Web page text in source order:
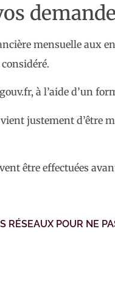
mensuelle aux
à l’aide d’un
justement d’être
être effectuées
RÉSEAUX POUR NE